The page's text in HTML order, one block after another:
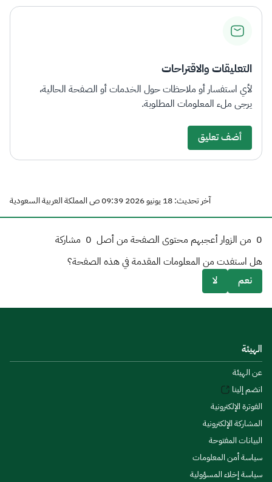
التعليقات والاقتراحات
لأي استفسار أو ملاحظات حول الخدمات أو الصفحة الحالية،
يرجى ملء المعلومات المطلوبة.
أضف تعليق
آخر تحديث: 18 يونيو 2026 09:39 ص المملكة العربية السعودية
0 من الزوار أعجبهم محتوى الصفحة من أصل 0 مشاركة
هل استفدت من المعلومات المقدمة في هذه الصفحة؟
نعم
لا
الهيئة
عن الهيئة
انضم إلينا
الفوترة الإلكترونية
المشاركة الإلكترونية
البيانات المفتوحة
سياسة أمن المعلومات
سياسة إخلاء المسؤولية